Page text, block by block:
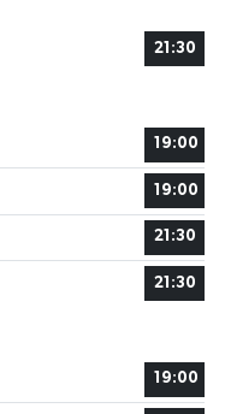
21:30
19:00
19:00
21:30
21:30
19:00